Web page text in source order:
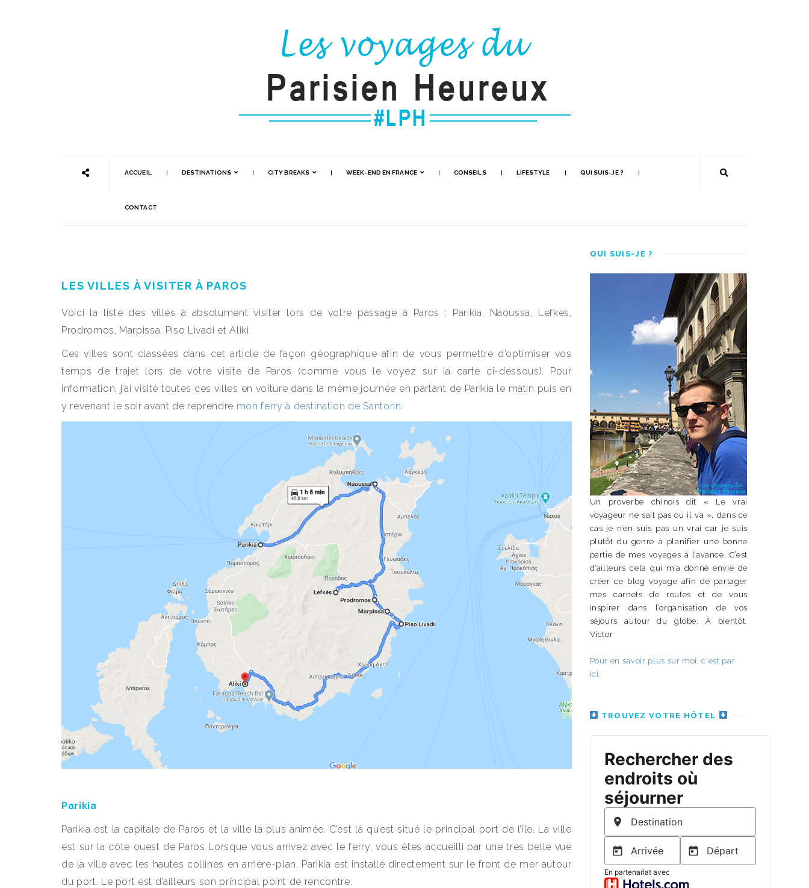
ACCUEIL DESTINATIONS CITY BREAKS WEEK-END EN FRANCE CONSEILS LIFESTYLE QUI SUIS-JE ?
CONTACT
LES VILLES À VISITER À PAROS
Voici la liste des villes à absolument visiter lors de votre passage à Paros : Parikia, Naoussa, Lefkes,
Prodromos, Marpissa, Piso Livadi et Aliki.
Ces villes sont classées dans cet article de façon géographique afin de vous permettre d’optimiser vos
temps de trajet lors de votre visite de Paros (comme vous le voyez sur la carte ci-dessous). Pour
information, j’ai visité toutes ces villes en voiture dans la même journée en partant de Parikia le matin puis en
y revenant le soir avant de reprendre mon ferry à destination de Santorin.
Parikia
Parikia est la capitale de Paros et la ville la plus animée. C’est là qu’est situé le principal port de l’île. La ville
est sur la côte ouest de Paros Lorsque vous arrivez avec le ferry, vous êtes accueilli par une très belle vue
de la ville avec les hautes collines en arrière-plan. Parikia est installé directement sur le front de mer autour
du port. Le port est d’ailleurs son principal point de rencontre.
QUI SUIS-JE ?
Un proverbe chinois dit « Le vrai
voyageur ne sait pas où il va », dans ce
cas je n’en suis pas un vrai car je suis
plutôt du genre à planifier une bonne
partie de mes voyages à l’avance. C’est
d’ailleurs cela qui m’a donné envie de
créer ce blog voyage afin de partager
mes carnets de routes et de vous
inspirer dans l’organisation de vos
séjours autour du globe. À bientôt.
Victor
Pour en savoir plus sur moi, c'est par
ici.
TROUVEZ VOTRE HÔTEL